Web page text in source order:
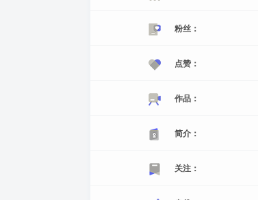
粉丝：
点赞：
作品：
简介：
关注：